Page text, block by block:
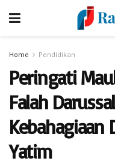
Home Pendidikan
Peringati
Falah
Kebahagiaan
Yatim